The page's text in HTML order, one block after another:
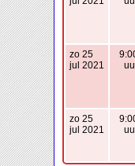
zo 25
jul 2021
zo 25
jul 2021